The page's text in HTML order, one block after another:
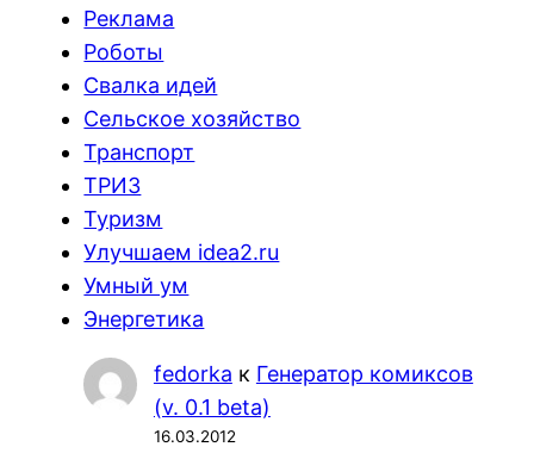
Реклама
Роботы
Свалка идей
Сельское хозяйство
Транспорт
ТРИЗ
Туризм
Улучшаем idea2.ru
Умный ум
Энергетика
fedorka к Генератор комиксов
(v. 0.1 beta)
16.03.2012